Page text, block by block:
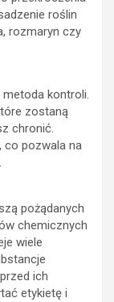
roślin
rozmaryn czy
metoda kontroli.
zostaną
chronić.
co pozwala na
pożądanych
chemicznych
wiele
ich
etykietę i